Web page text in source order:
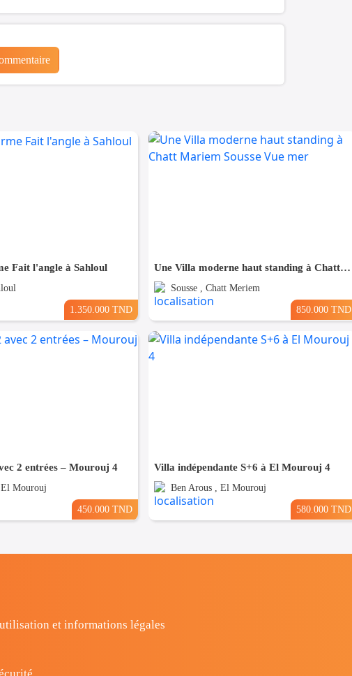
Fait l'angle à Sahloul
1.350.000 TND
Une Villa moderne haut standing à Chatt Mariem Sousse Vue mer
Sousse , Chatt Meriem
850.000 TND
2 entrées – Mourouj 4
Mourouj
450.000 TND
Villa indépendante S+6 à El Mourouj 4
Ben Arous , El Mourouj
580.000 TND
et informations légales